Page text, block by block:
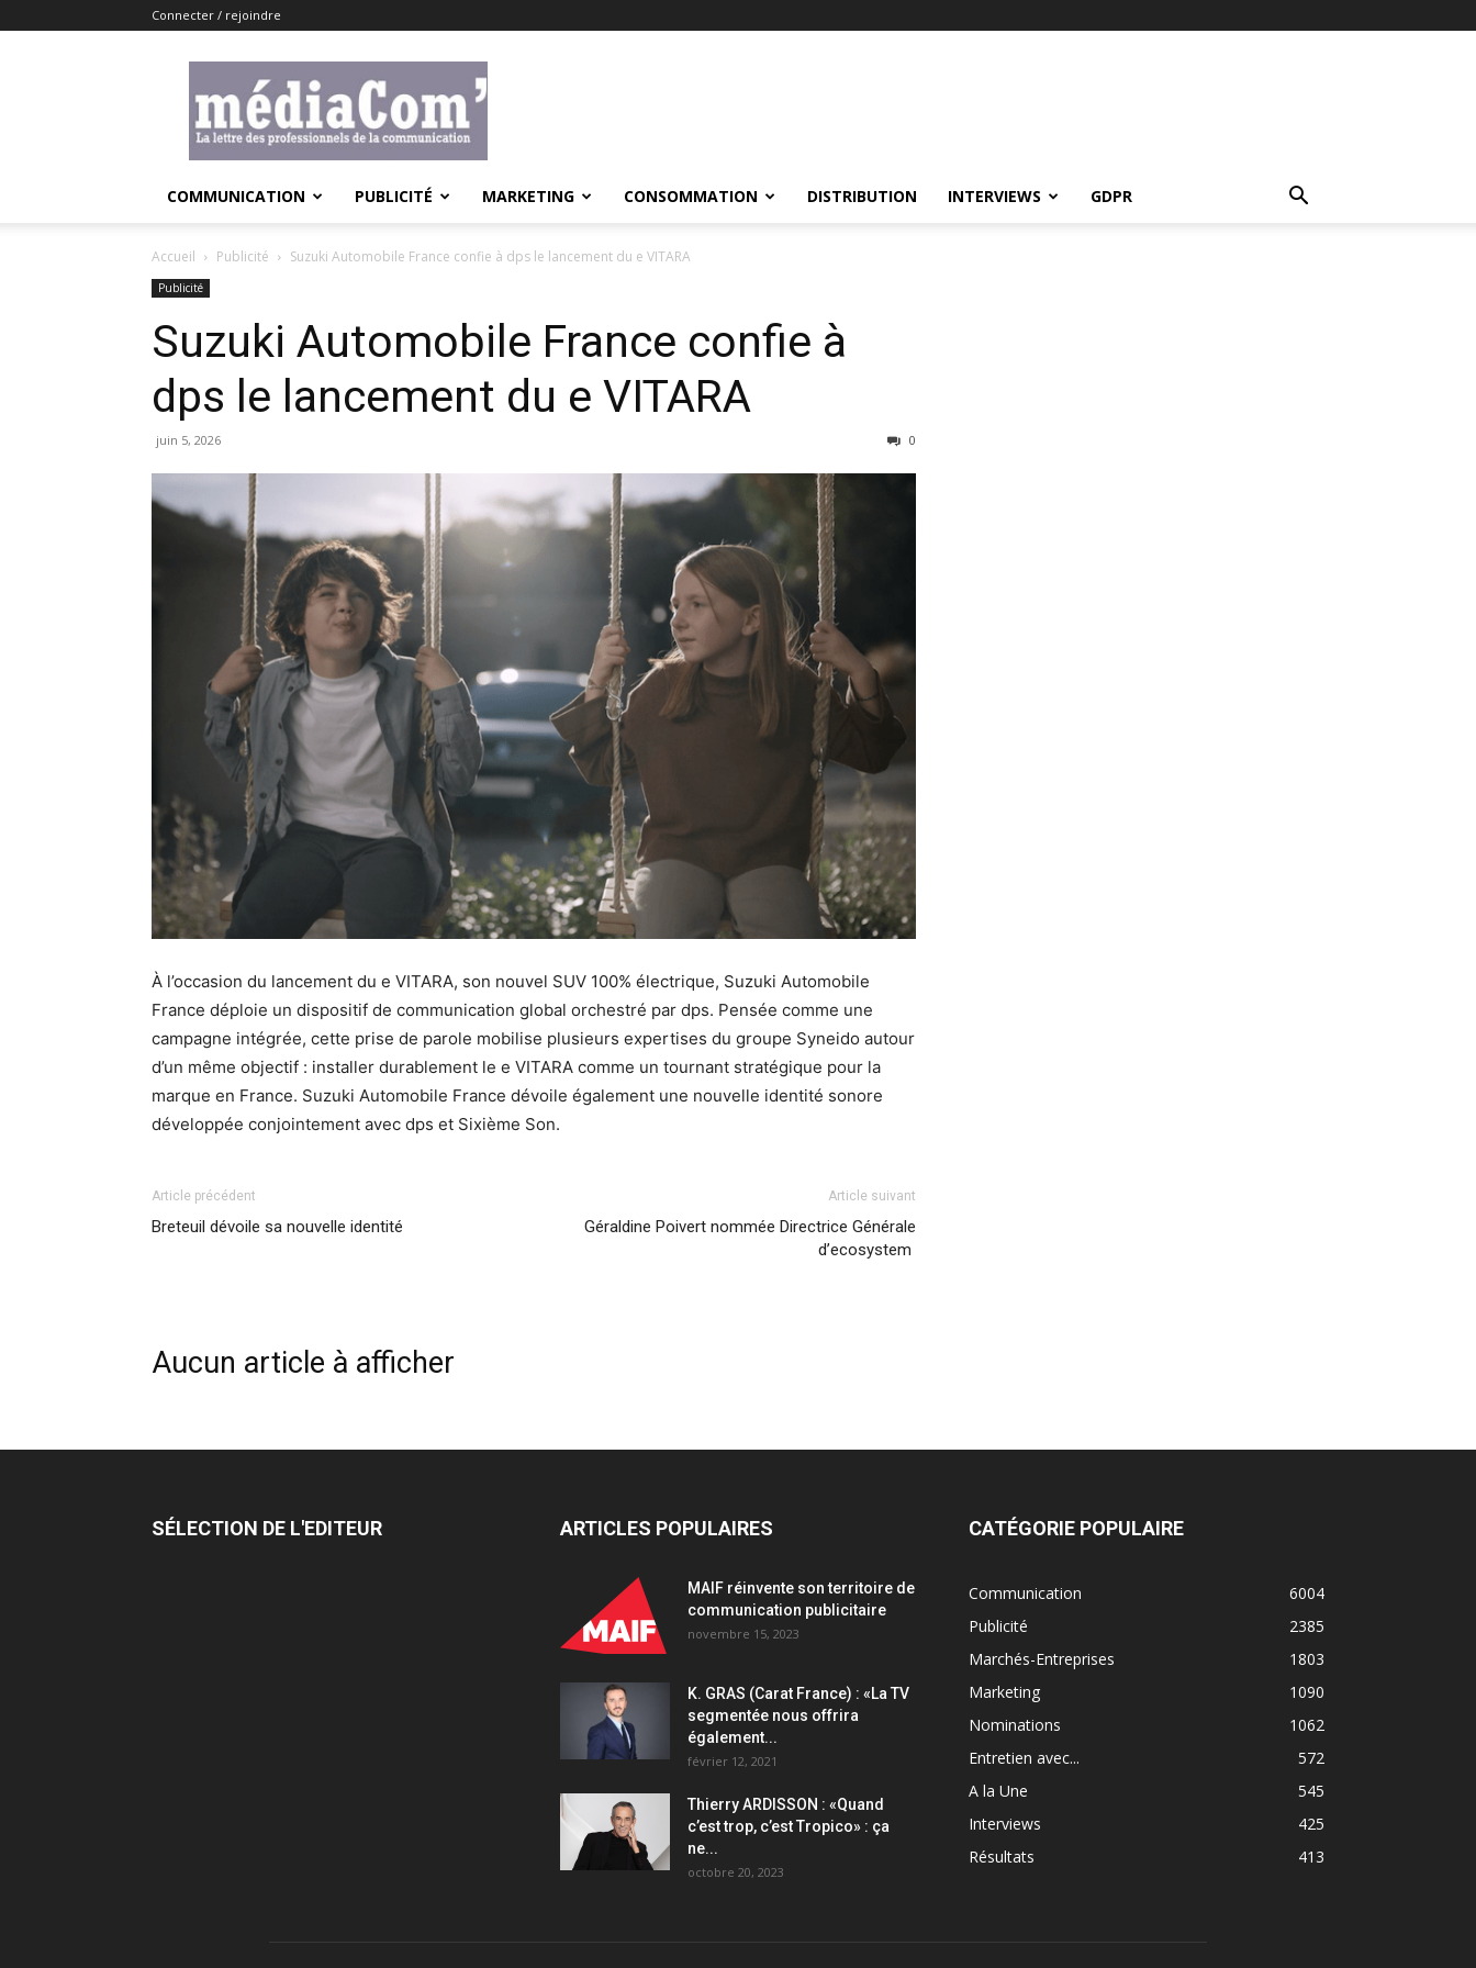
Connecter / rejoindre
COMMUNICATION PUBLICITÉ MARKETING CONSOMMATION DISTRIBUTION INTERVIEWS GDPR
Accueil Publicité Suzuki Automobile France confie à dps le lancement du e VITARA
Publicité
Suzuki Automobile France confie à
dps le lancement du e VITARA
juin 5, 2026 0
À l’occasion du lancement du e VITARA, son nouvel SUV 100% électrique, Suzuki Automobile
France déploie un dispositif de communication global orchestré par dps. Pensée comme une
campagne intégrée, cette prise de parole mobilise plusieurs expertises du groupe Syneido autour
d’un même objectif : installer durablement le e VITARA comme un tournant stratégique pour la
marque en France. Suzuki Automobile France dévoile également une nouvelle identité sonore
développée conjointement avec dps et Sixième Son.
Article précédent
Breteuil dévoile sa nouvelle identité
Article suivant
Géraldine Poivert nommée Directrice Générale
d’ecosystem
Aucun article à afficher
SÉLECTION DE L'EDITEUR ARTICLES POPULAIRES
MAIF réinvente son territoire de
communication publicitaire
novembre 15, 2023
K. GRAS (Carat France) : «La TV
segmentée nous offrira
également...
février 12, 2021
Thierry ARDISSON : «Quand
c’est trop, c’est Tropico» : ça
ne...
octobre 20, 2023
CATÉGORIE POPULAIRE
Communication
6004
Publicité
2385
Marchés-Entreprises
1803
Marketing
1090
Nominations
1062
Entretien avec...
572
A la Une
545
Interviews
425
Résultats
413